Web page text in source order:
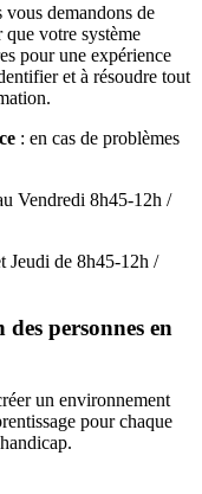
demandons de
que votre système
pour une expérience
et à résoudre tout
: en cas de problèmes
Vendredi 8h45-12h /
de 8h45-12h /
personnes en
un environnement
pour chaque